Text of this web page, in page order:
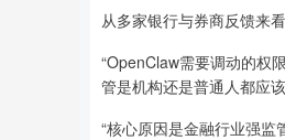
从多家银行与券商反馈来
“OpenClaw需要调动的权
管是机构还是普通人都应
“核心原因是金融行业强